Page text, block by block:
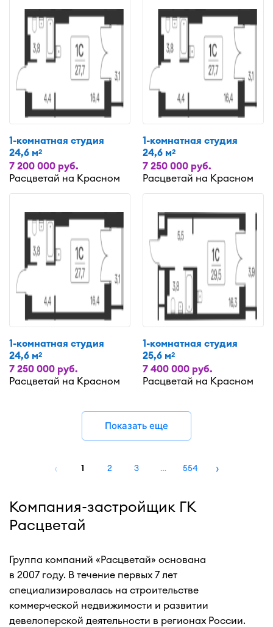
1-комнатная студия
24,6 м2
7 200 000 руб.
Расцветай на Красном
1-комнатная студия
24,6 м2
7 250 000 руб.
Расцветай на Красном
1-комнатная студия
24,6 м2
7 250 000 руб.
Расцветай на Красном
1-комнатная студия
25,6 м2
7 400 000 руб.
Расцветай на Красном
Показать еще
‹ 1 2 3 … 554 ›
Компания-застройщик ГК
Расцветай
Группа компаний «Расцветай» основана
в 2007 году. В течение первых 7 лет
специализировалась на строительстве
коммерческой недвижимости и развитии
девелоперской деятельности в регионах России.